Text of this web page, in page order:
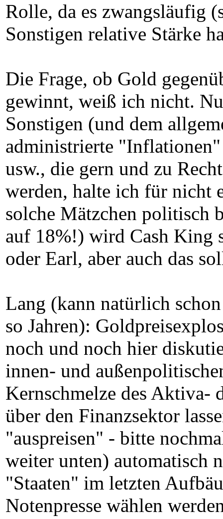
Rolle, da es zwangsläufig
Sonstigen relative Stärke
Die Frage, ob Gold
gewinnt, weiß ich nicht.
Sonstigen (und dem
administrierte "Inflationen"
usw., die gern und zu
werden, halte ich für nicht
solche Mätzchen politisch
auf 18%!) wird Cash King
oder Earl, aber auch das
Lang (kann natürlich
so Jahren):
noch und noch hier
innen- und
Kernschmelze des Aktiva-
über den Finanzsektor
"auspreisen" - bitte
weiter unten) automatisch
"Staaten" im letzten
Notenpresse wählen